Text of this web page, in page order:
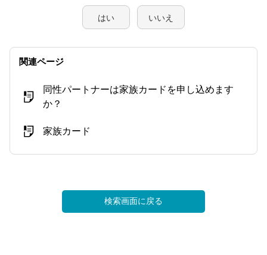
はい いいえ
関連ページ
同性パートナーは家族カードを申し込めます
か？
家族カード
検索画面に戻る